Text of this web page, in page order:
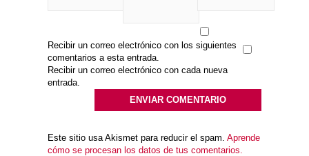
Recibir un correo electrónico con los siguientes
comentarios a esta entrada.
Recibir un correo electrónico con cada nueva
entrada.
Este sitio usa Akismet para reducir el spam. Aprende
cómo se procesan los datos de tus comentarios.